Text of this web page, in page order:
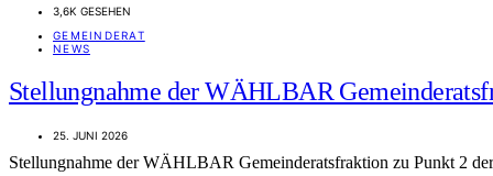
3,6K GESEHEN
GEMEINDERAT
NEWS
Stellungnahme der WÄHLBAR
25. JUNI 2026
Stellungnahme der WÄHLBAR Gemeinderatsfraktion zu Punkt 2